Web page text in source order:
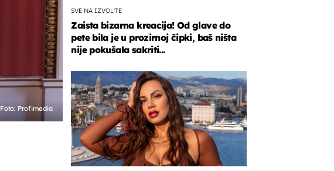
Foto: Profimedia
SVE NA IZVOL'TE
Zaista bizarna kreacija! Od glave do
pete bila je u prozirnoj čipki, baš ništa
nije pokušala sakriti...